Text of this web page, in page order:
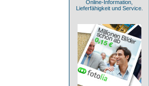
Online-Information,
Lieferfähigkeit und Service.